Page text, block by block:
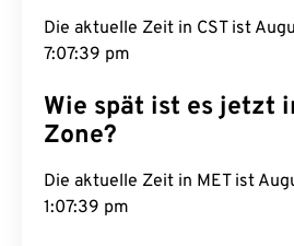
Die aktuelle Zeit in CST ist
7:07:40 pm
Wie spät ist es jetzt
Zone?
Die aktuelle Zeit in MET ist
1:07:40 pm